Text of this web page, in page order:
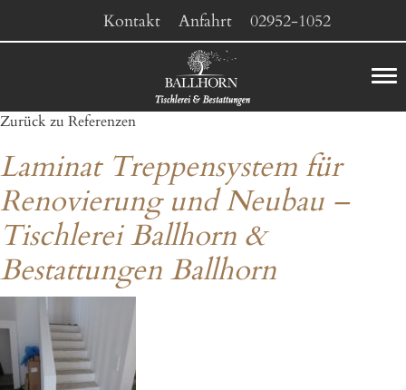
Kontakt Anfahrt 02952-1052
Zurück zu Referenzen
Laminat Treppensystem für
Renovierung und Neubau –
Tischlerei Ballhorn &
Bestattungen Ballhorn